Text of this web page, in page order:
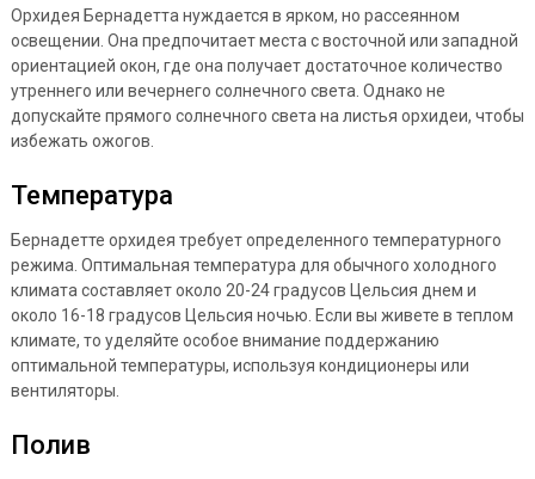
Орхидея Бернадетта нуждается в ярком, но рассеянном
освещении. Она предпочитает места с восточной или западной
ориентацией окон, где она получает достаточное количество
утреннего или вечернего солнечного света. Однако не
допускайте прямого солнечного света на листья орхидеи, чтобы
избежать ожогов.
Температура
Бернадетте орхидея требует определенного температурного
режима. Оптимальная температура для обычного холодного
климата составляет около 20-24 градусов Цельсия днем и
около 16-18 градусов Цельсия ночью. Если вы живете в теплом
климате, то уделяйте особое внимание поддержанию
оптимальной температуры, используя кондиционеры или
вентиляторы.
Полив